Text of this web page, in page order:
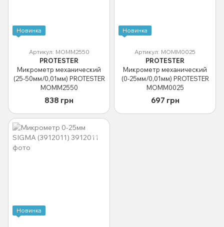
Новинка
Артикул: MOMM2550
PROTESTER
Микрометр механический
(25-50мм/0,01мм) PROTESTER
MOMM2550
838 грн
Новинка
Артикул: MOMM0025
PROTESTER
Микрометр механический
(0-25мм/0,01мм) PROTESTER
MOMM0025
697 грн
Новинка